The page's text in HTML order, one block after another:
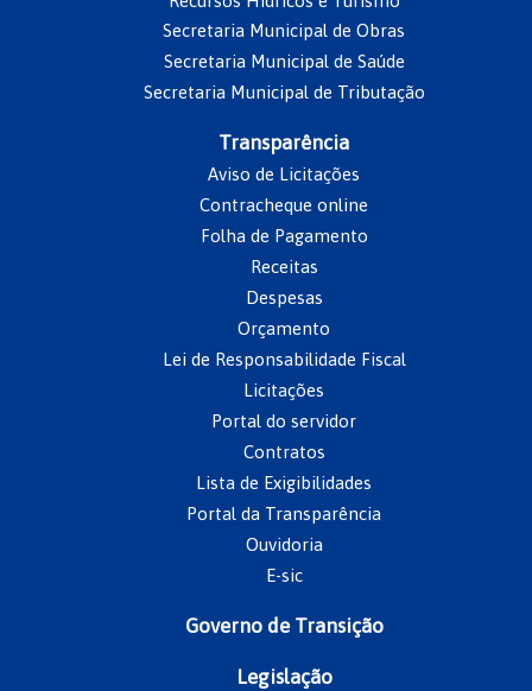
Secretaria Municipal de Obras
Secretaria Municipal de Saúde
Secretaria Municipal de Tributação
Transparência
Aviso de Licitações
Contracheque online
Folha de Pagamento
Receitas
Despesas
Orçamento
Lei de Responsabilidade Fiscal
Licitações
Portal do servidor
Contratos
Lista de Exigibilidades
Portal da Transparência
Ouvidoria
E-sic
Governo de Transição
Legislação